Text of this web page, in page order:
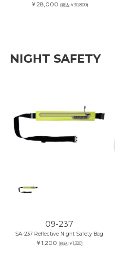
￥28,000 (税込:￥30,800)
NIGHT SAFETY
09-237
SA-237 Reflective Night Safety Bag
￥1,200 (税込:￥1,320)